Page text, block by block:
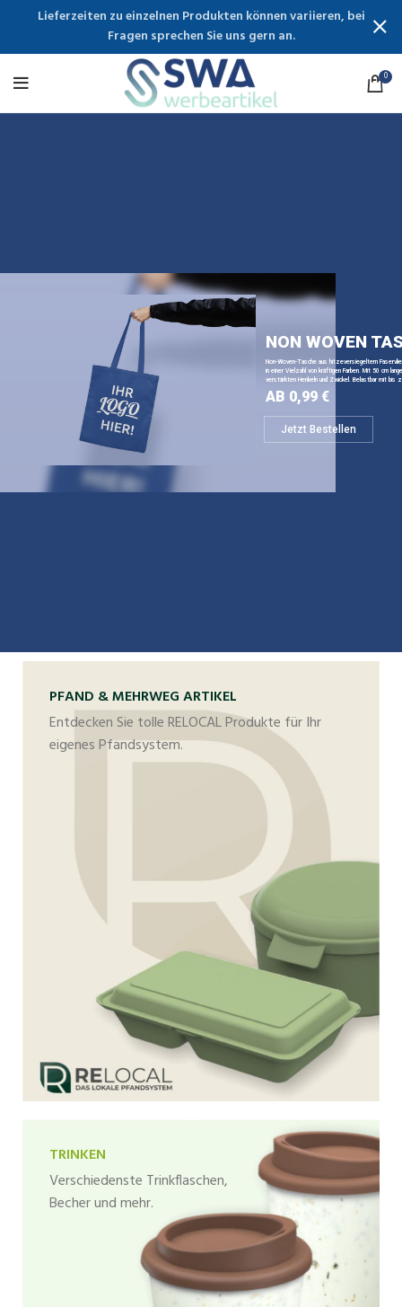
0
NON WOVEN
Non-Woven-Tasche aus hitzeversiegeltem
in einer Vielzahl von kräftigen Farben. Mit 50 cm
verstärkten Henkeln und Zwickel. Belastbar mit bis
Jetzt Bestellen
AB 0,99 €
PFAND & MEHRWEG ARTIKEL
Entdecken Sie tolle RELOCAL Produkte für Ihr
eigenes Pfandsystem.
TRINKEN
Verschiedenste Trinkflaschen,
Becher und mehr.
Lieferzeiten zu einzelnen Produkten können variieren, bei
Fragen sprechen Sie uns gern an.